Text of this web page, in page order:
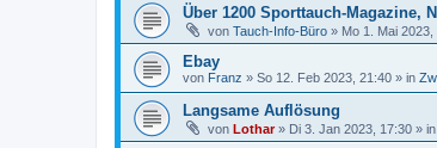
Über 1200 Sporttauch-Magazine,
von Tauch-Info-Büro » Mo 1. Mai 2023,
Ebay
von Franz » So 12. Feb 2023, 21:40 » in
Langsame Auflösung
von Lothar» Di 3. Jan 2023, 17:30 » in